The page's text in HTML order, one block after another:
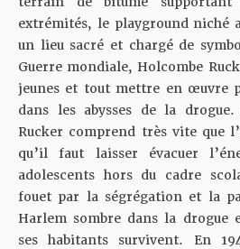
extrémités, le playground niché
un lieu sacré et chargé de
Guerre mondiale, Holcombe
jeunes et tout mettre en œuvre
dans les abysses de la drogue.
Rucker comprend très vite que
qu’il faut laisser évacuer
adolescents hors du cadre
fouet par la ségrégation et la
Harlem sombre dans la drogue
ses habitants survivent. En